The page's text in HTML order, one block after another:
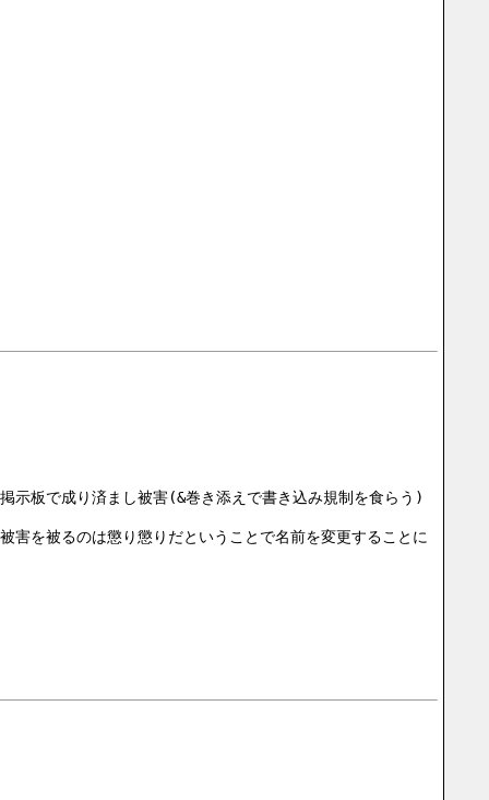
示板で成り済まし被害(&巻き添えで書き込み規制を食らう)
害を被るのは懲り懲りだということで名前を変更することに